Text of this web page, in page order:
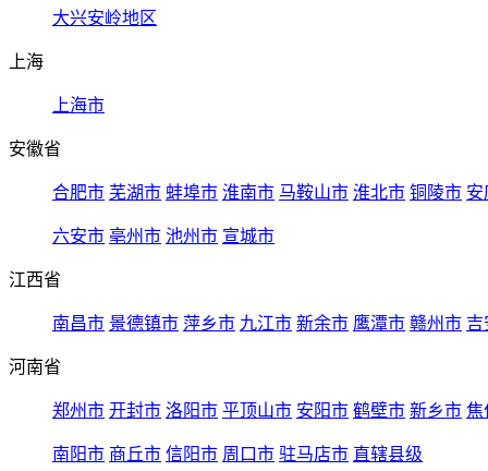
大兴安岭地区
上海
上海市
安徽省
合肥市 芜湖市 蚌埠市 淮南市 马鞍山市 淮北市 铜陵市 安
六安市 亳州市 池州市 宣城市
江西省
南昌市 景德镇市 萍乡市 九江市 新余市 鹰潭市 赣州市 吉
河南省
郑州市 开封市 洛阳市 平顶山市 安阳市 鹤壁市 新乡市 焦
南阳市 商丘市 信阳市 周口市 驻马店市 直辖县级